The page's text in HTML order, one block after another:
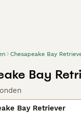
Chesapeake Bay
Bay
Bay Retriever